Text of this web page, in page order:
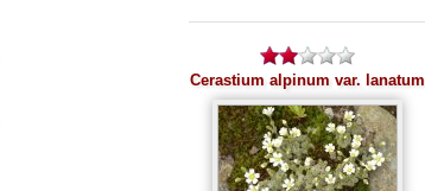
Cerastium alpinum var. lanatum